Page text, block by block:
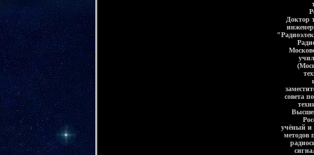
Доктор
инженер
совета
учёный и
методов